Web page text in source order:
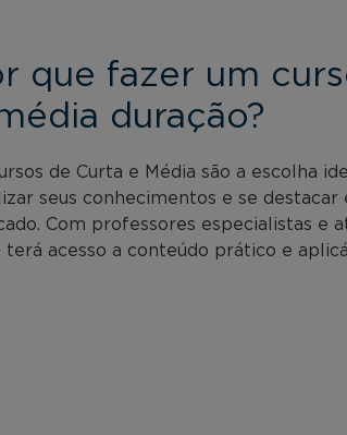
que fazer um
duração?
de Curta e Média são a escolha
seus conhecimentos e se
Com professores especialistas e
terá acesso a conteúdo prático e